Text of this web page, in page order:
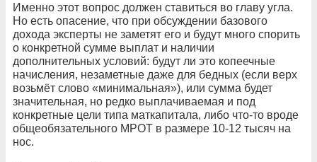
Именно этот вопрос должен ставиться во главу угла.
Но есть опасение, что при обсуждении базового
дохода эксперты не заметят его и будут много спорить
о конкретной сумме выплат и наличии
дополнительных условий: будут ли это копеечные
начисления, незаметные даже для бедных (если верх
возьмёт слово «минимальная»), или сумма будет
значительная, но редко выплачиваемая и под
конкретные цели типа маткапитала, либо что-то вроде
общеобязательного МРОТ в размере 10-12 тысяч на
нос.